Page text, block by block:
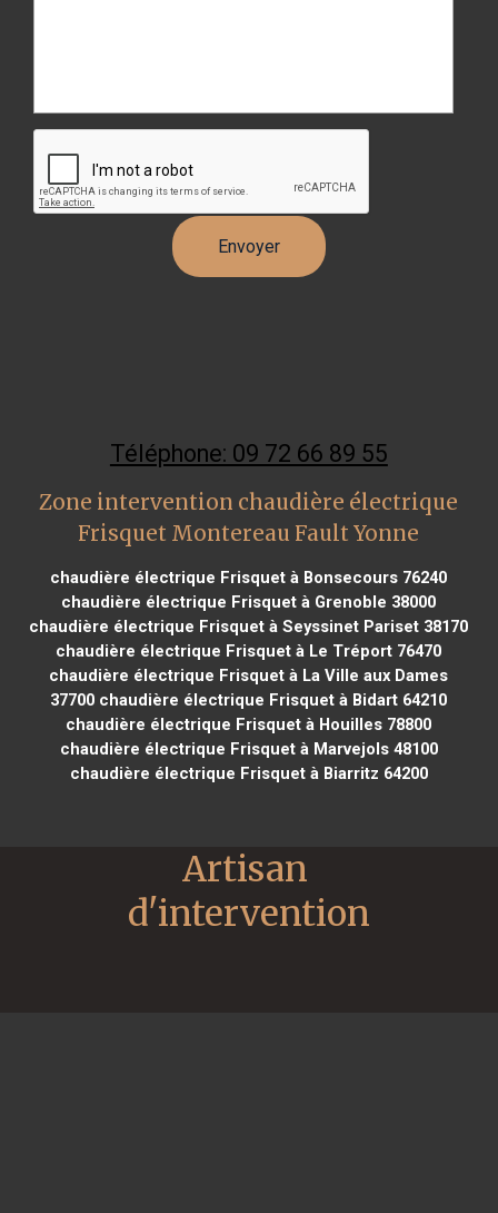
Téléphone: 09 72 66 89 55
Zone intervention chaudière électrique
Frisquet Montereau Fault Yonne
chaudière électrique Frisquet à Bonsecours 76240
chaudière électrique Frisquet à Grenoble 38000
chaudière électrique Frisquet à Seyssinet Pariset 38170
chaudière électrique Frisquet à Le Tréport 76470
chaudière électrique Frisquet à La Ville aux Dames
37700 chaudière électrique Frisquet à Bidart 64210
chaudière électrique Frisquet à Houilles 78800
chaudière électrique Frisquet à Marvejols 48100
chaudière électrique Frisquet à Biarritz 64200
Artisan
d'intervention